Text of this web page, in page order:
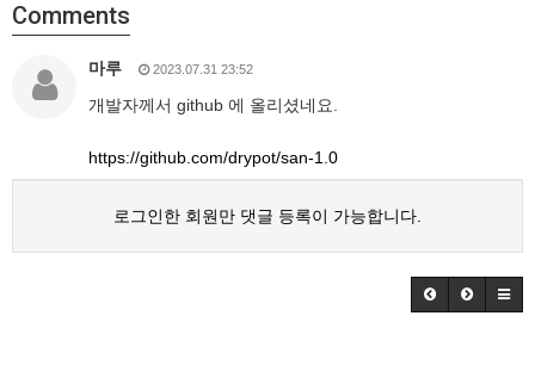
Comments
마루 2023.07.31 23:52
개발자께서 github 에 올리셨네요.
https://github.com/drypot/san-1.0
로그인한 회원만 댓글 등록이 가능합니다.